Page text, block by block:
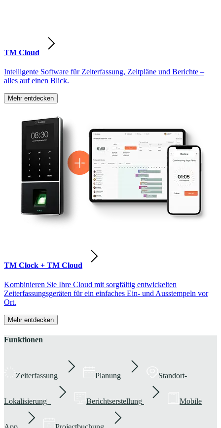
TM Cloud
Intelligente Software für Zeiterfassung, Zeitpläne und Berichte –
alles auf einen Blick.
Mehr entdecken
TM Clock + TM Cloud
Kombinieren Sie Ihre Cloud mit sorgfältig entwickelten
Zeiterfassungsgeräten für ein einfaches Ein- und Ausstempeln vor
Ort.
Mehr entdecken
Funktionen
Zeiterfassung Planung Standort-
Lokalisierung Berichtserstellung Mobile